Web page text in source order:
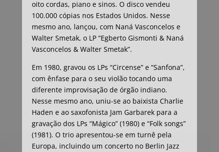
oito cordas, piano e sinos. O disco vendeu
100.000 cópias nos Estados Unidos. Nesse
mesmo ano, lançou, com Naná Vasconcelos e
Walter Smetak, o LP “Egberto Gismonti & Naná
Vasconcelos & Walter Smetak”.
Em 1980, gravou os LPs “Circense” e “Sanfona”,
com ênfase para o seu violão tocando uma
diferente improvisação de órgão indiano.
Nesse mesmo ano, uniu-se ao baixista Charlie
Haden e ao saxofonista Jam Garbarek para a
gravação dos LPs “Mágico” (1980) e “Folk songs”
(1981). O trio apresentou-se em turnê pela
Europa, incluindo um concerto no Berlin Jazz